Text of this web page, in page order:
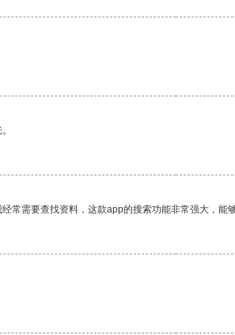
常需要查找资料，这款app的搜索功能非常强大，能